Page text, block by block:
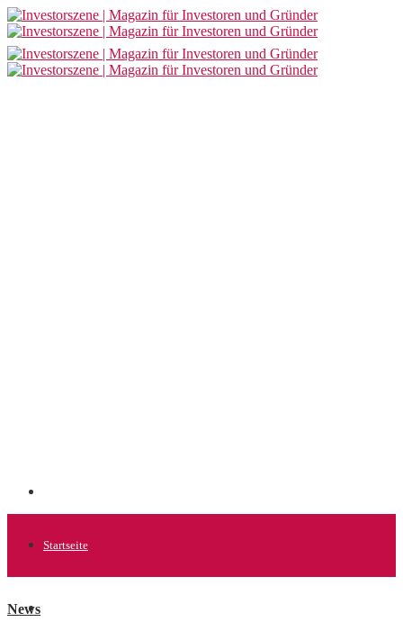
Startseite
News